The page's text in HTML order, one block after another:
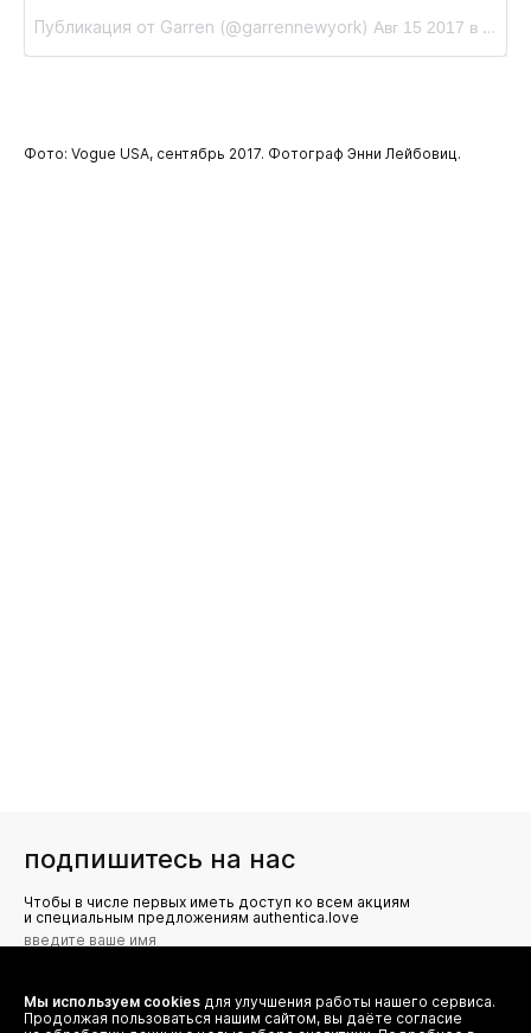
Публикация от Garren (@garrennewyork) Авг 15 2017 в 2:38 PDT
Фото: Vogue USA, сентябрь 2017. Фотограф Энни Лейбовиц.
подпишитесь на нас
Чтобы в числе первых иметь доступ ко всем акциям
и специальным предложениям authentica.love
Я даю согласие на сбор, обработку и хранение моих
персональных данных (имя, email, телефон) для получения
Мы используем cookies для улучшения работы нашего сервиса.
Продолжая пользоваться нашим сайтом, вы даёте согласие